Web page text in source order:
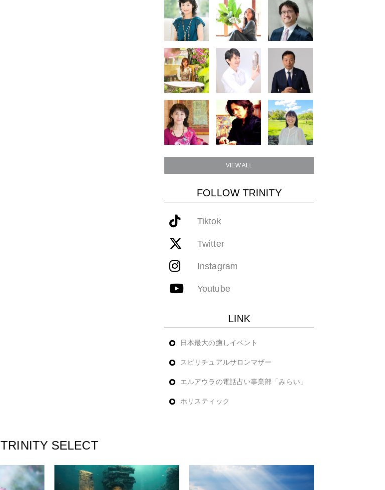
VIEW ALL
FOLLOW TRINITY
Tiktok
Twitter
Instagram
Youtube
LINK
日本最大の癒しイベント
スピリチュアルサロンマザー
エルアウラの電話占い事業部「みらい」
ホリスティック
TRINITY SELECT